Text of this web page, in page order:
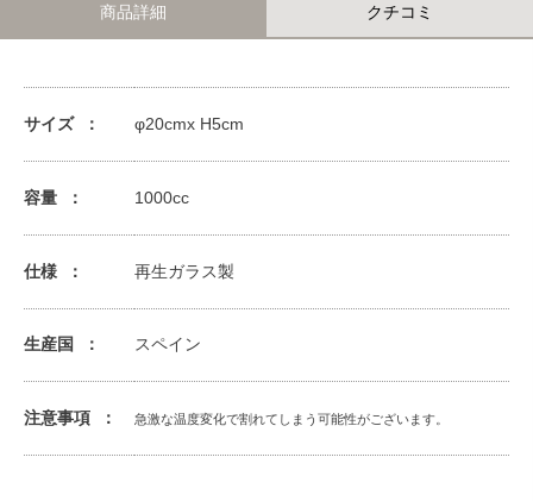
商品詳細 クチコミ
サイズ φ20cmx H5cm
容量 1000cc
仕様 再生ガラス製
生産国 スペイン
注意事項 急激な温度変化で割れてしまう可能性がございます。